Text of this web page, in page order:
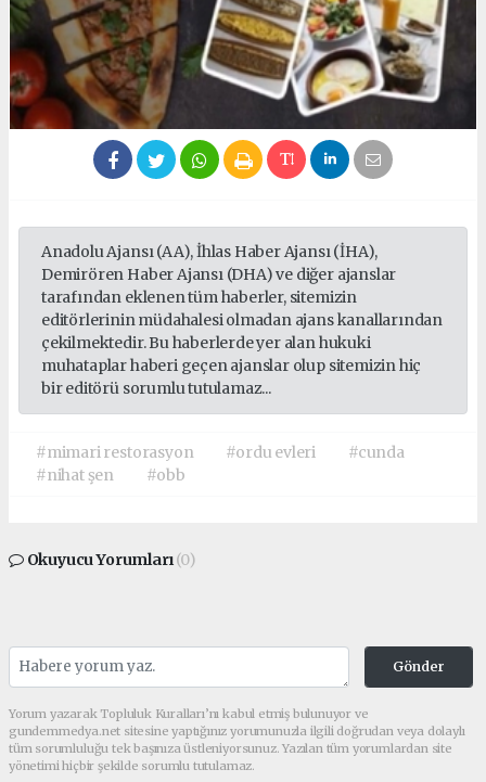
Anadolu Ajansı (AA), İhlas Haber Ajansı (İHA),
Demirören Haber Ajansı (DHA) ve diğer ajanslar
tarafından eklenen tüm haberler, sitemizin
editörlerinin müdahalesi olmadan ajans kanallarından
çekilmektedir. Bu haberlerde yer alan hukuki
muhataplar haberi geçen ajanslar olup sitemizin hiç
bir editörü sorumlu tutulamaz...
#mimari restorasyon #ordu evleri
#cunda
#nihat şen
#obb
Okuyucu Yorumları(0)
Gönder
Yorum yazarak Topluluk Kuralları’nı kabul etmiş bulunuyor ve
gundemmedya.net sitesine yaptığınız yorumunuzla ilgili doğrudan veya dolaylı
tüm sorumluluğu tek başınıza üstleniyorsunuz. Yazılan tüm yorumlardan site
yönetimi hiçbir şekilde sorumlu tutulamaz.